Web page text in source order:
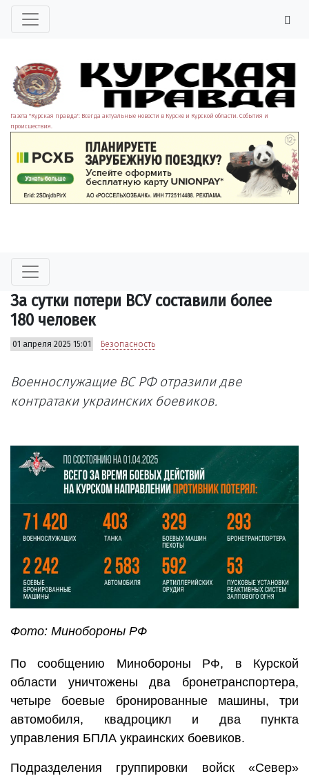
Газета "Курская правда". Всегда актуальные новости в Курске и Курской области. События и
происшествия.
За сутки потери ВСУ составили более
180 человек
01 апреля 2025 15:01 Безопасность
Военнослужащие ВС РФ отразили две
контратаки украинских боевиков.
Фото: Минобороны РФ
По сообщению Минобороны РФ, в Курской
области уничтожены два бронетранспортера,
четыре боевые бронированные машины, три
автомобиля, квадроцикл и два пункта
управления БПЛА украинских боевиков.
Подразделения группировки войск «Север»